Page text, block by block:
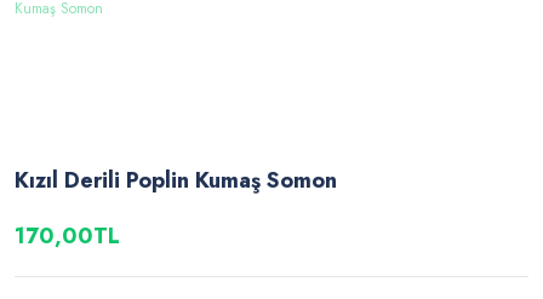
Kızıl Derili Poplin Kumaş Somon
170,00TL